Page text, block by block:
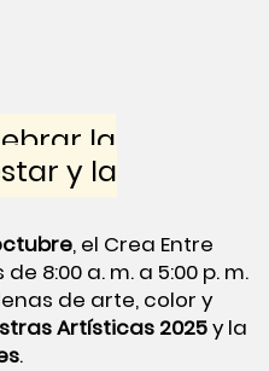
la
y la
, el Crea Entre
8:00 a. m. a 5:00 p. m.
de arte, color y
Artísticas 2025y la
.